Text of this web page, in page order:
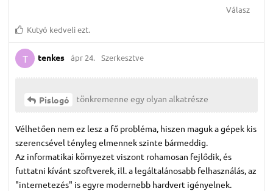
Válasz
Kutyó kedveli ezt.
T tenkes ápr 24. Szerkesztve
Pislogó tönkremenne egy olyan alkatrésze
Vélhetően nem ez lesz a fő probléma, hiszen maguk a gépek kis
szerencsével tényleg elmennek szinte bármeddig.
Az informatikai környezet viszont rohamosan fejlődik, és
futtatni kívánt szoftverek, ill. a legáltalánosabb felhasználás, az
"internetezés" is egyre modernebb hardvert igényelnek.